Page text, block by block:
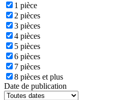
1 pièce
2 pièces
3 pièces
4 pièces
5 pièces
6 pièces
7 pièces
8 pièces et plus
Date de publication